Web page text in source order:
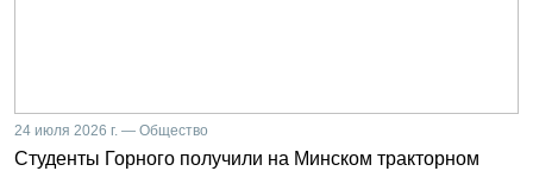
24 июля 2026 г. — Общество
Студенты Горного получили на Минском тракторном